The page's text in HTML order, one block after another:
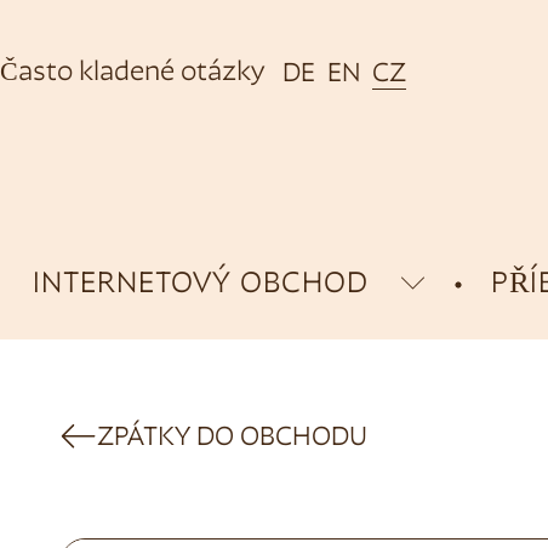
Často kladené otázky DE EN CZ
INTERNETOVÝ OBCHOD
ZPÁTKY DO OBCHODU